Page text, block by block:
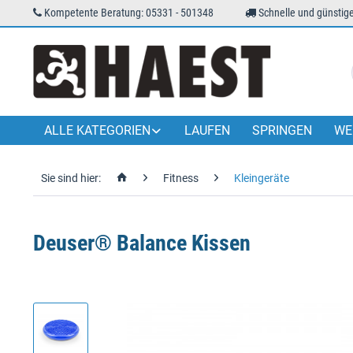
Kompetente Beratung: 05331 - 501348 Schnelle und
ALLE KATEGORIEN LAUFEN SPRINGEN
Sie sind hier: Fitness Kleingeräte
Deuser® Balance Kissen